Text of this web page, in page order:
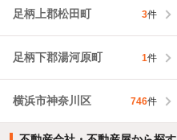
足柄上郡松田町 3件
足柄下郡湯河原町 1件
横浜市神奈川区 746件